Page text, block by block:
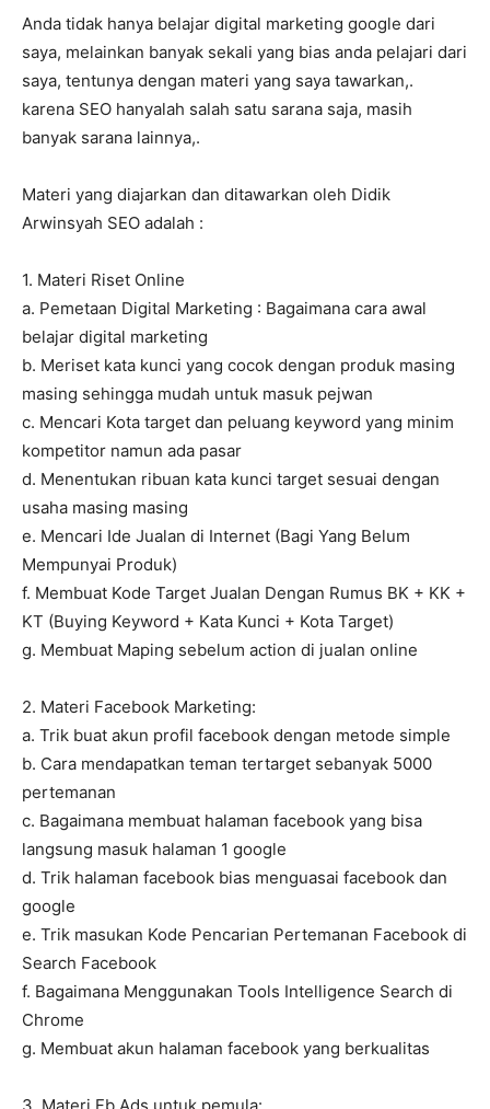
Anda tidak hanya belajar digital marketing google dari
saya, melainkan banyak sekali yang bias anda pelajari dari
saya, tentunya dengan materi yang saya tawarkan,.
karena SEO hanyalah salah satu sarana saja, masih
banyak sarana lainnya,.
Materi yang diajarkan dan ditawarkan oleh Didik
Arwinsyah SEO adalah :
1. Materi Riset Online
a. Pemetaan Digital Marketing : Bagaimana cara awal
belajar digital marketing
b. Meriset kata kunci yang cocok dengan produk masing
masing sehingga mudah untuk masuk pejwan
c. Mencari Kota target dan peluang keyword yang minim
kompetitor namun ada pasar
d. Menentukan ribuan kata kunci target sesuai dengan
usaha masing masing
e. Mencari Ide Jualan di Internet (Bagi Yang Belum
Mempunyai Produk)
f. Membuat Kode Target Jualan Dengan Rumus BK + KK +
KT (Buying Keyword + Kata Kunci + Kota Target)
g. Membuat Maping sebelum action di jualan online
2. Materi Facebook Marketing:
a. Trik buat akun profil facebook dengan metode simple
b. Cara mendapatkan teman tertarget sebanyak 5000
pertemanan
c. Bagaimana membuat halaman facebook yang bisa
langsung masuk halaman 1 google
d. Trik halaman facebook bias menguasai facebook dan
google
e. Trik masukan Kode Pencarian Pertemanan Facebook di
Search Facebook
f. Bagaimana Menggunakan Tools Intelligence Search di
Chrome
g. Membuat akun halaman facebook yang berkualitas